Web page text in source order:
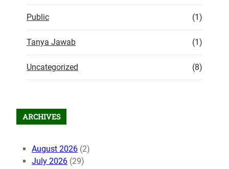
Public (1)
Tanya Jawab (1)
Uncategorized (8)
ARCHIVES
August 2026 (2)
July 2026 (29)